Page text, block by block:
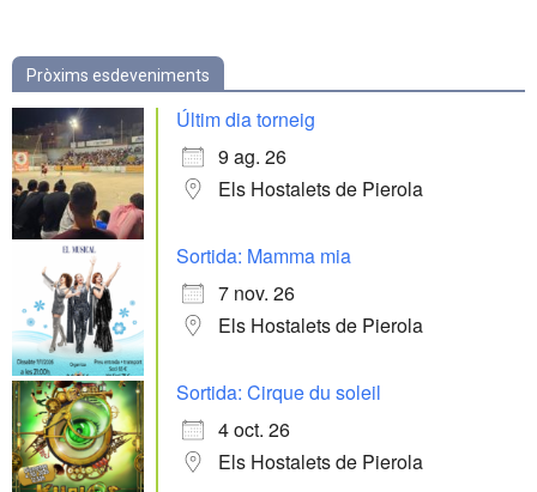
Pròxims esdeveniments
Últim dia torneig
9 ag. 26
Els Hostalets de Pierola
Sortida: Mamma mia
7 nov. 26
Els Hostalets de Pierola
Sortida: Cirque du soleil
4 oct. 26
Els Hostalets de Pierola